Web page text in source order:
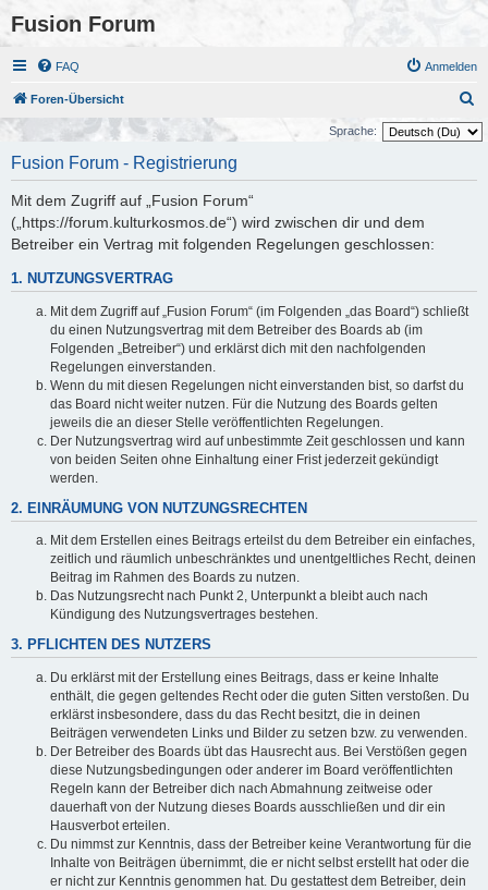
Fusion Forum
FAQ Anmelden
Foren-Übersicht
u
Sprache:
Fusion Forum - Registrierung
Mit dem Zugriff auf „Fusion Forum“
(„https://forum.kulturkosmos.de“) wird zwischen dir und dem
Betreiber ein Vertrag mit folgenden Regelungen geschlossen:
1. NUTZUNGSVERTRAG
Mit dem Zugriff auf „Fusion Forum“ (im Folgenden „das Board“) schließt
du einen Nutzungsvertrag mit dem Betreiber des Boards ab (im
Folgenden „Betreiber“) und erklärst dich mit den nachfolgenden
Regelungen einverstanden.
Wenn du mit diesen Regelungen nicht einverstanden bist, so darfst du
das Board nicht weiter nutzen. Für die Nutzung des Boards gelten
jeweils die an dieser Stelle veröffentlichten Regelungen.
Der Nutzungsvertrag wird auf unbestimmte Zeit geschlossen und kann
von beiden Seiten ohne Einhaltung einer Frist jederzeit gekündigt
werden.
2. EINRÄUMUNG VON NUTZUNGSRECHTEN
Mit dem Erstellen eines Beitrags erteilst du dem Betreiber ein einfaches,
zeitlich und räumlich unbeschränktes und unentgeltliches Recht, deinen
Beitrag im Rahmen des Boards zu nutzen.
Das Nutzungsrecht nach Punkt 2, Unterpunkt a bleibt auch nach
Kündigung des Nutzungsvertrages bestehen.
3. PFLICHTEN DES NUTZERS
Du erklärst mit der Erstellung eines Beitrags, dass er keine Inhalte
enthält, die gegen geltendes Recht oder die guten Sitten verstoßen. Du
erklärst insbesondere, dass du das Recht besitzt, die in deinen
Beiträgen verwendeten Links und Bilder zu setzen bzw. zu verwenden.
Der Betreiber des Boards übt das Hausrecht aus. Bei Verstößen gegen
diese Nutzungsbedingungen oder anderer im Board veröffentlichten
Regeln kann der Betreiber dich nach Abmahnung zeitweise oder
dauerhaft von der Nutzung dieses Boards ausschließen und dir ein
Hausverbot erteilen.
Du nimmst zur Kenntnis, dass der Betreiber keine Verantwortung für die
Inhalte von Beiträgen übernimmt, die er nicht selbst erstellt hat oder die
er nicht zur Kenntnis genommen hat. Du gestattest dem Betreiber, dein